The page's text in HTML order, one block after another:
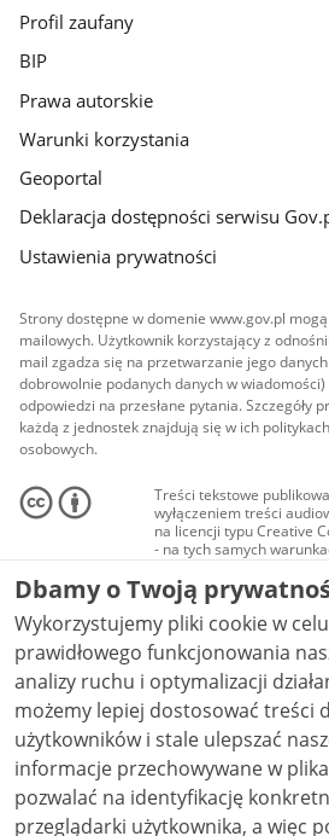
Profil zaufany
BIP
Prawa autorskie
Warunki korzystania
Geoportal
Deklaracja dostępności serwisu
Ustawienia prywatności
Strony dostępne w domenie www.gov.pl
mailowych. Użytkownik korzystający z
mail zgadza się na przetwarzanie jego
dobrowolnie podanych danych w wiadomości)
odpowiedzi na przesłane pytania. Szczegóły
każdą z jednostek znajdują się w ich
osobowych.
Treści tekstowe
wyłączeniem treści
na licencji typu Creative
- na tych samych
Materiały audiowizualne,
audio i wideo, są
Creative Commons:
niekomercyjne - bez
NC-ND 4.0), o ile nie jest
Dbamy o Twoją
Wykorzystujemy pliki cookie w
prawidłowego funkcjonowania
analizy ruchu i optymalizacji działania
możemy lepiej dostosować treści
użytkowników i stale ulepszać nasze usługi.
informacje przechowywane w
pozwalać na identyfikację
przeglądarki użytkownika, a więc